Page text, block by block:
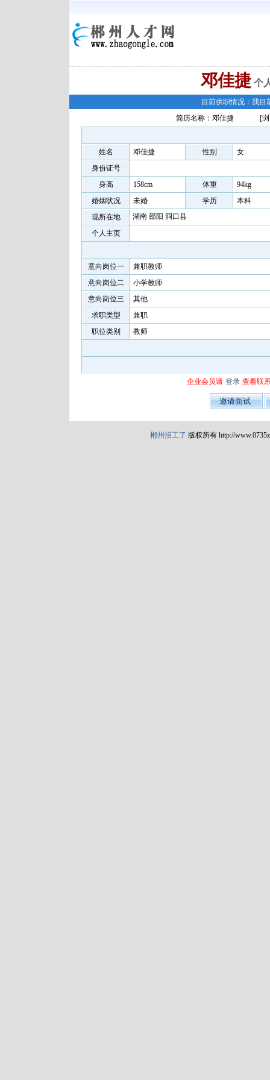
邓佳捷 个
目前供职情况：我目
简历名称：邓佳捷
[
姓名 邓佳捷 性别
女
身份证号
身高
158cm 体重
94kg
婚姻状况
未婚 学历
本科
现所在地
湖南 邵阳 洞口县
个人主页
意向岗位一
兼职教师
意向岗位二
小学教师
意向岗位三
其他
求职类型
兼职
职位类别
教师
企业会员请 登录 查看联
郴州招工了 版权所有 http://